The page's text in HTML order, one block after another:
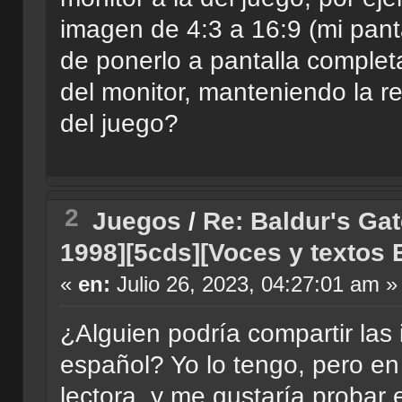
imagen de 4:3 a 16:9 (mi
de ponerlo a pantalla
del monitor, manteniendo la
del juego?
2 Juegos / Re: Baldur's
1998][5cds][Voces y textos
« en: Julio 26, 2023, 04:27:01 am »
¿Alguien podría compartir
español? Yo lo tengo, pero